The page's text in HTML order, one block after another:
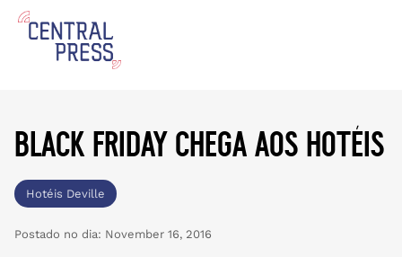
black friday chega aos hotéis
Hotéis Deville
Postado no dia: November 16, 2016